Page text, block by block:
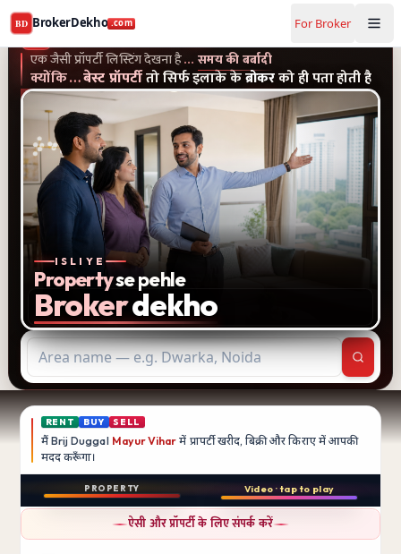
BD BrokerDekho .com For Broker
Buy and rent property in Gurugram — mobile-verified
BrokerDekho
एक जैसी प्रॉपर्टी लिस्टिंग देखना है… समय की बर्बादी
क्योंकि…बेस्ट प्रॉपर्टीतो सिर्फ इलाके केब्रोकरको ही पता होती है
एक जैसी प्रॉपर्टी लिस्टिंग और पुराने विज्ञापन देखना है...समय की बर्बादी
ISLIYE
Propertyse pehle
Brokerdekho
RENT BUY SELL
मैं Brij Duggal Mayur Vihar में प्रापर्टी खरीद, बिक्री और किराए में आपकी
मददकरूँगा।
PROPERTY
बिक्री
3 BHK
Video · tap to play
Instagram
ऐसी और प्रॉपर्टी के लिए संपर्क करें